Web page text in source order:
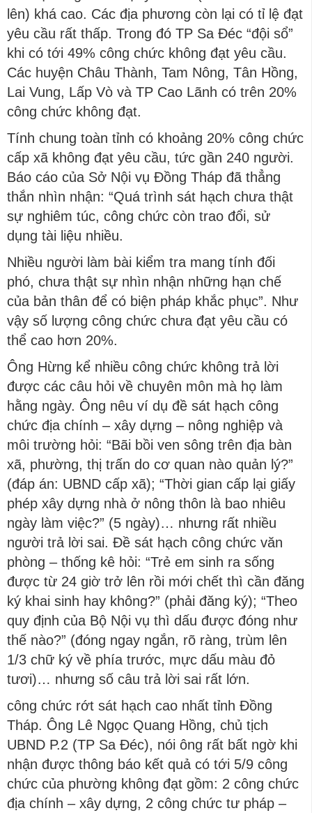
lên) khá cao. Các địa phương còn lại có tỉ lệ đạt
yêu cầu rất thấp. Trong đó TP Sa Đéc “đội sổ”
khi có tới 49% công chức không đạt yêu cầu.
Các huyện Châu Thành, Tam Nông, Tân Hồng,
Lai Vung, Lấp Vò và TP Cao Lãnh có trên 20%
công chức không đạt.
Tính chung toàn tỉnh có khoảng 20% công chức
cấp xã không đạt yêu cầu, tức gần 240 người.
Báo cáo của Sở Nội vụ Đồng Tháp đã thẳng
thắn nhìn nhận: “Quá trình sát hạch chưa thật
sự nghiêm túc, công chức còn trao đổi, sử
dụng tài liệu nhiều.
Nhiều người làm bài kiểm tra mang tính đối
phó, chưa thật sự nhìn nhận những hạn chế
của bản thân để có biện pháp khắc phục”. Như
vậy số lượng công chức chưa đạt yêu cầu có
thể cao hơn 20%.
Ông Hừng kể nhiều công chức không trả lời
được các câu hỏi về chuyên môn mà họ làm
hằng ngày. Ông nêu ví dụ đề sát hạch công
chức địa chính – xây dựng – nông nghiệp và
môi trường hỏi: “Bãi bồi ven sông trên địa bàn
xã, phường, thị trấn do cơ quan nào quản lý?”
(đáp án: UBND cấp xã); “Thời gian cấp lại giấy
phép xây dựng nhà ở nông thôn là bao nhiêu
ngày làm việc?” (5 ngày)… nhưng rất nhiều
người trả lời sai. Đề sát hạch công chức văn
phòng – thống kê hỏi: “Trẻ em sinh ra sống
được từ 24 giờ trở lên rồi mới chết thì cần đăng
ký khai sinh hay không?” (phải đăng ký); “Theo
quy định của Bộ Nội vụ thì dấu được đóng như
thế nào?” (đóng ngay ngắn, rõ ràng, trùm lên
1/3 chữ ký về phía trước, mực dấu màu đỏ
tươi)… nhưng số câu trả lời sai rất lớn.
công chức rớt sát hạch cao nhất tỉnh Đồng
Tháp. Ông Lê Ngọc Quang Hồng, chủ tịch
UBND P.2 (TP Sa Đéc), nói ông rất bất ngờ khi
nhận được thông báo kết quả có tới 5/9 công
chức của phường không đạt gồm: 2 công chức
địa chính – xây dựng, 2 công chức tư pháp –